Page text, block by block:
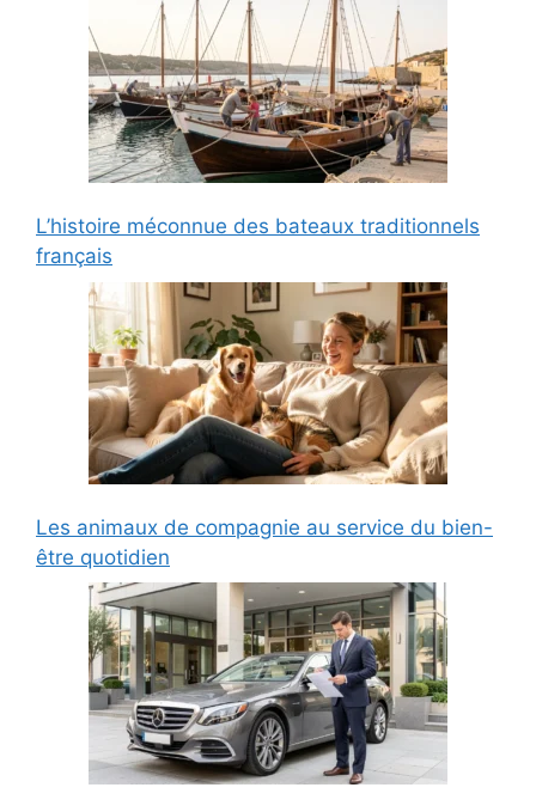
L’histoire méconnue des bateaux traditionnels
français
Les animaux de compagnie au service du bien-
être quotidien